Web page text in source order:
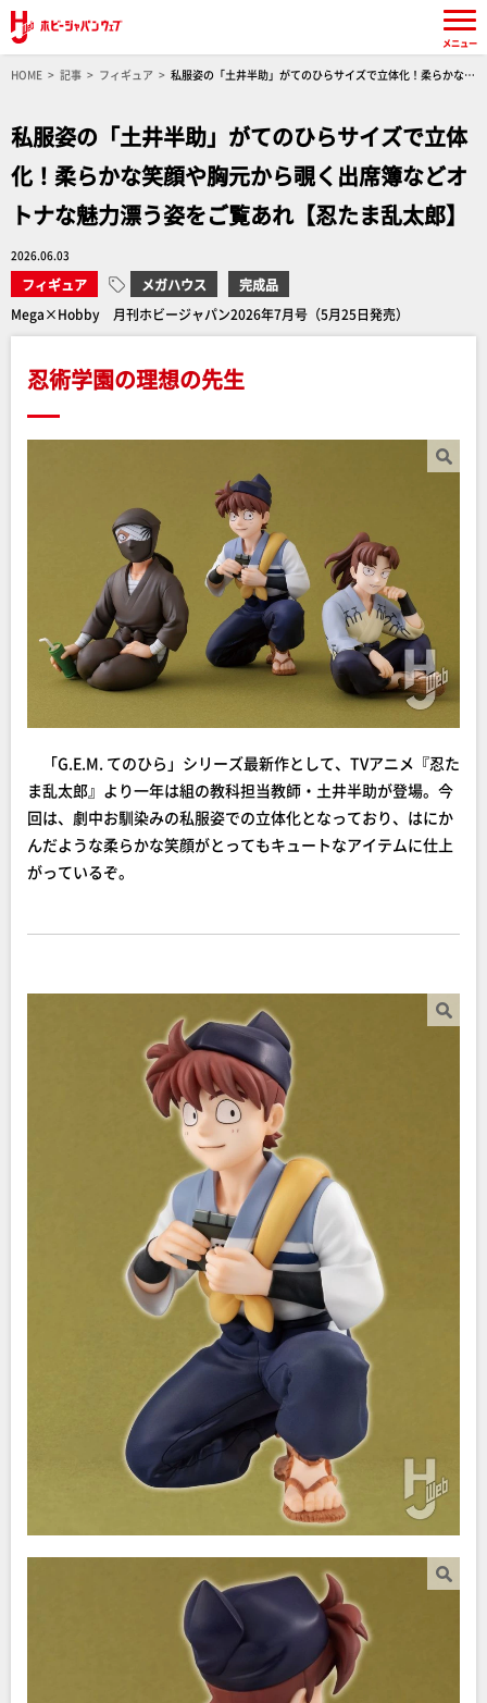
HOME 記事 フィギュア
私服姿の「土井半助」がてのひらサイズで立体化！柔らかな笑
私服姿の「土井半助」がてのひらサイズで立体
化！柔らかな笑顔や胸元から覗く出席簿などオ
トナな魅力漂う姿をご覧あれ【忍たま乱太郎】
2026.06.03
フィギュア メガハウス
完成品
Mega×Hobby 月刊ホビージャパン2026年7月号（5月25日発売）
忍術学園の理想の先生
「G.E.M. てのひら」シリーズ最新作として、TVアニメ『忍た
ま乱太郎』より一年は組の教科担当教師・土井半助が登場。今
回は、劇中お馴染みの私服姿での立体化となっており、はにか
んだような柔らかな笑顔がとってもキュートなアイテムに仕上
がっているぞ。
メニュー